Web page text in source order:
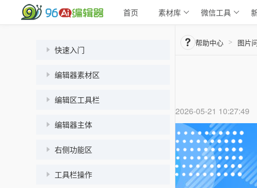
首页 素材库 微信工具
快速入门
编辑器素材区
编辑区工具栏
编辑器主体
右侧功能区
工具栏操作
帮助中心 > 图片
2026-05-21 10:27:49